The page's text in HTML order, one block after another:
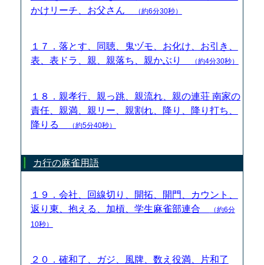
かけリーチ、お父さん
（約6分30秒）
１７．落とす、同聴、鬼ヅモ、お化け、お引き、
表、表ドラ、親、親落ち、親かぶり
（約4分30秒）
１８．親孝行、親っ跳、親流れ、親の連荘 南家の
責任、親満、親リー、親割れ、降り、降り打ち、
降りる
（約5分40秒）
カ行の麻雀用語
１９．会社、回線切り、開拓、開門、カウント、
返り東、抱える、加槓、学生麻雀部連合
（約6分
10秒）
２０．確和了、ガジ、風牌、数え役満、片和了